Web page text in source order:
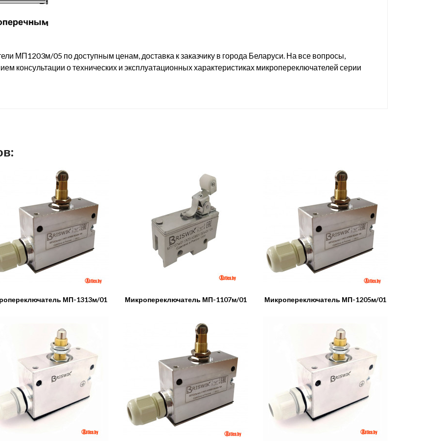
МП1203м/05 по доступным ценам, доставка к заказчику в города Беларуси. На все вопросы,
консультации о технических и эксплуатационных характеристиках микропереключателей серии
МП-1313м/01 Микропереключатель МП-1107м/01 Микропереключатель МП-1205м/01